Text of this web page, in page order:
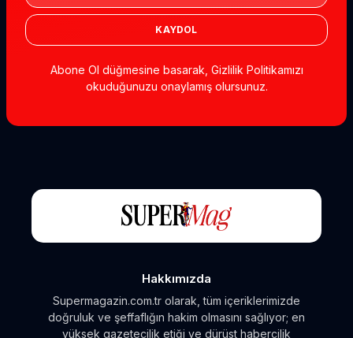
KAYDOL
Abone Ol düğmesine basarak, Gizlilik Politikamızı
okuduğunuzu onaylamış olursunuz.
Hakkımızda
Supermagazin.com.tr olarak, tüm içeriklerimizde
doğruluk ve şeffaflığın hakim olmasını sağlıyor; en
yüksek gazetecilik etiği ve dürüst habercilik